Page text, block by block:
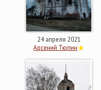
24 апреля 2021
Арсений Тюпин